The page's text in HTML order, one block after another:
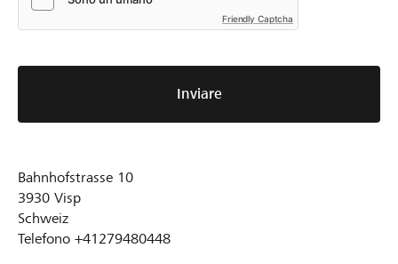
Friendly Captcha
Inviare
Bahnhofstrasse 10
3930 Visp
Schweiz
Telefono +41279480448